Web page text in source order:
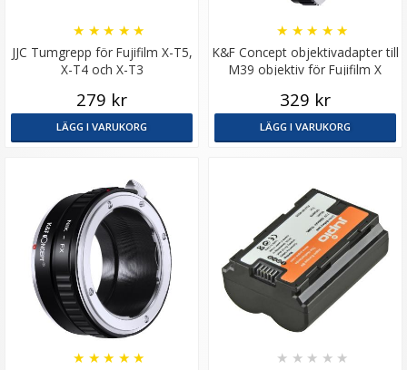
JJC Tumgrepp för Fujifilm X-T5,
X-T4 och X-T3
★ ★ ★ ★ ★
279 kr
LÄGG I VARUKORG
K&F Concept objektivadapter till
M39 objektiv för Fujifilm X
★ ★ ★ ★ ★
329 kr
LÄGG I VARUKORG
★ ★ ★ ★ ★ ★ ★ ★ ★ ★